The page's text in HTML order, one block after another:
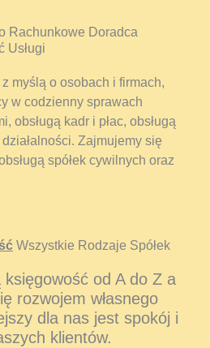
Rachunkowe Doradca
Usługi
myślą o osobach i firmach,
w codzienny sprawach
obsługą kadr i płac, obsługą
Zajmujemy się
spółek cywilnych oraz
Wszystkie Rodzaje Spółek
księgowość od A do Z a
rozwojem własnego
dla nas jest spokój i
klientów.